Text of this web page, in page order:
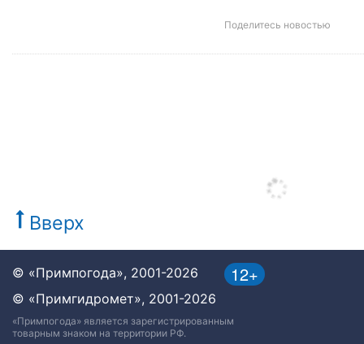
Поделитесь новостью
Вверх
12+
© «Примпогода», 2001-2026
© «Примгидромет», 2001-2026
«Примпогода» является зарегистрированным
товарным знаком на территории РФ.